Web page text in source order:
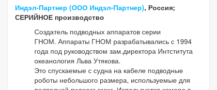
Индэл-Партнер (ООО Индэл-Партнер), Россия;
СЕРИЙНОЕ производство
Создатель подводных аппаратов серии
ГНОМ. Аппараты ГНОМ разрабатывались с 1994
года под руководством зам.директора Интститута
океанология Льва Утякова.
Это спускаемые с судна на кабеле подводные
роботы небольшого размера, используемые для